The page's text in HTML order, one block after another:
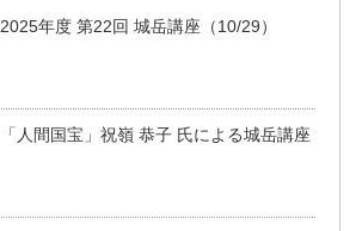
2025年度 第22回 城岳講座（10/29）
「人間国宝」祝嶺 恭子 氏による城岳講座